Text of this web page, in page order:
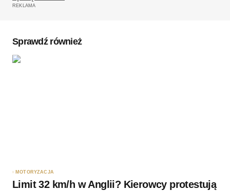
Wyślij komentarz
REKLAMA
Sprawdź również
MOTORYZACJA
Limit 32 km/h w Anglii? Kierowcy protestują